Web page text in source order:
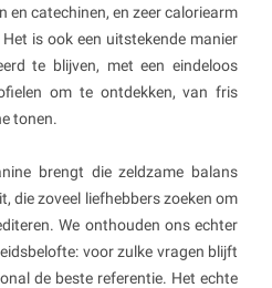
en catechinen, en zeer caloriearm
is ook een uitstekende manier
te blijven, met een eindeloos
om te ontdekken, van fris
tonen.
brengt die zeldzame balans
die zoveel liefhebbers zoeken om
We onthouden ons echter
voor zulke vragen blijft
de beste referentie. Het echte